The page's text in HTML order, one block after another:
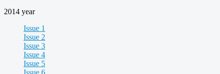
2014 year
Issue 1
Issue 2
Issue 3
Issue 4
Issue 5